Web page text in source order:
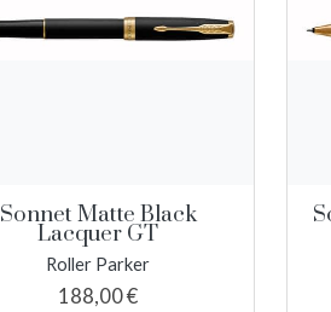
Sonnet Matte Black
Lacquer GT
Roller Parker
188,00 €